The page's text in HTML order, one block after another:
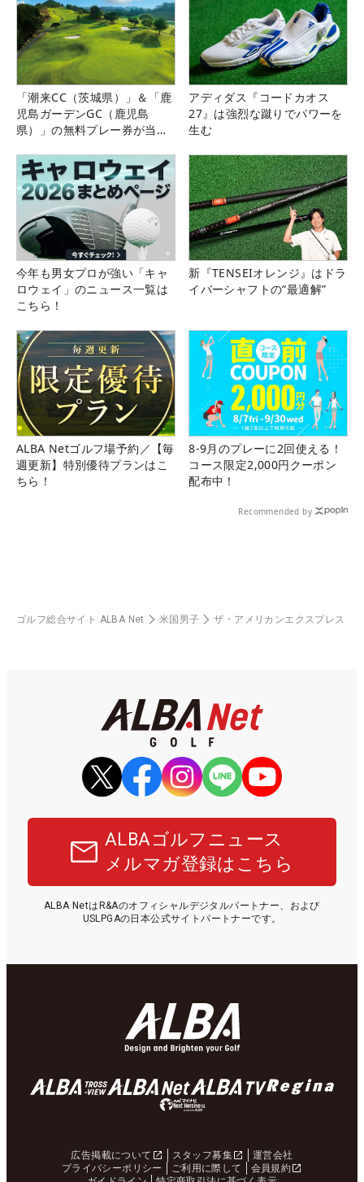
「潮来CC（茨城県）」＆「鹿
児島ガーデンGC（鹿児島
県）」の無料プレー券が当た
アディダス『コードカオス
27』は強烈な蹴りでパワーを
生む
今年も男女プロが強い「キャ
ロウェイ」のニュース一覧は
こちら！
新『TENSEIオレンジ』はドラ
イバーシャフトの“最適解”
ALBA Netゴルフ場予約／【毎
週更新】特別優待プランはこ
ちら！
8-9月のプレーに2回使える！
コース限定2,000円クーポン
配布中！
Recommended by
ゴルフ総合サイト ALBA Net 米国男子 ザ・アメリカンエクスプレス
ALBAゴルフニュース
メルマガ登録はこちら
ALBA NetはR&Aのオフィシャルデジタルパートナー、および
USLPGAの日本公式サイトパートナーです。
広告掲載について スタッフ募集
運営会社
プライバシーポリシー
ご利用に際して
会員規約